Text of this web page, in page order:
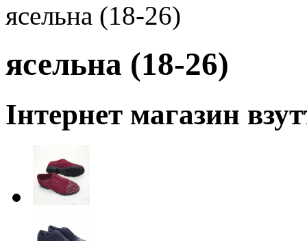
ясельна (18-26)
ясельна (18-26)
Інтернет магазин